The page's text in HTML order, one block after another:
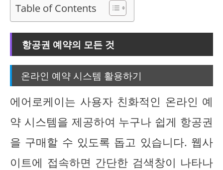
Table of Contents
항공권 예약의 모든 것
온라인 예약 시스템 활용하기
에어로케이는 사용자 친화적인 온라인 예
약 시스템을 제공하여 누구나 쉽게 항공권
을 구매할 수 있도록 돕고 있습니다. 웹사
이트에 접속하면 간단한 검색창이 나타나